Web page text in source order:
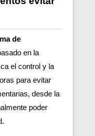
de
en la
el control y la
para evitar
desde la
poder